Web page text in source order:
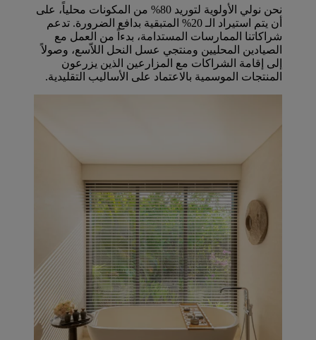
نحن نولي الأولوية لتوريد 80% من المكونات محلياً، على
أن يتم استيراد الـ 20% المتبقية بدافع الضرورة. تدعم
شراكاتنا الممارسات المستدامة، بدءاً من العمل مع
الصيادين المحليين ومنتجي عسل النحل اللاّسع، وصولاً
إلى إقامة الشراكات مع المزارعين الذين يزرعون
المنتجات الموسمية بالاعتماد على الأساليب التقليدية.